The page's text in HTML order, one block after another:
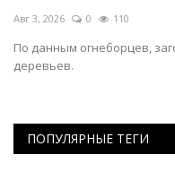
Авг 3, 2026 0 110
По данным огнеборцев,
деревьев.
ПОПУЛЯРНЫЕ ТЕГИ